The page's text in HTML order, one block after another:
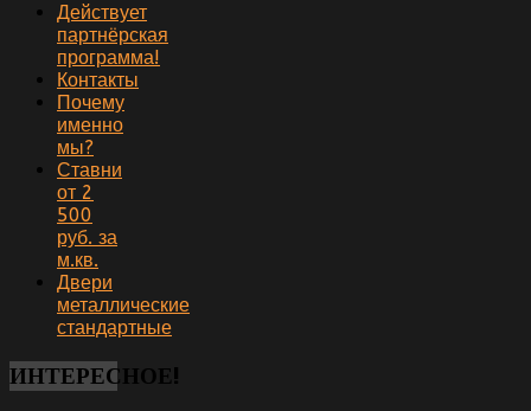
Действует
партнёрская
программа!
Контакты
Почему
именно
мы?
Ставни
от 2
500
руб. за
м.кв.
Двери
металлические
стандартные
ИНТЕРЕСНОЕ!